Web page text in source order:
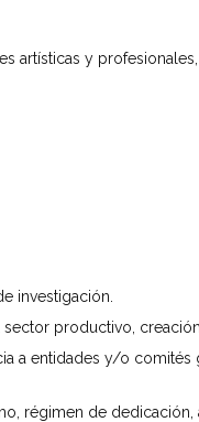
artísticas y
investigación.
productivo,
a entidades y/o comités
régimen de dedicación,